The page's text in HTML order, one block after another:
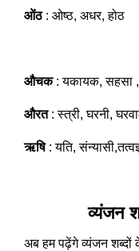
ओंठ: ओष्ठ, अधर, होठ
औचक: यकायक, सहसा
औरत: स्त्री, घरनी,
ऋषि: यति,
व्यंजन
अब हम पढ़ेंगे व्यंजन शब्दों